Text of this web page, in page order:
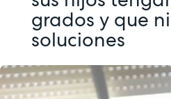
grados y que
soluciones